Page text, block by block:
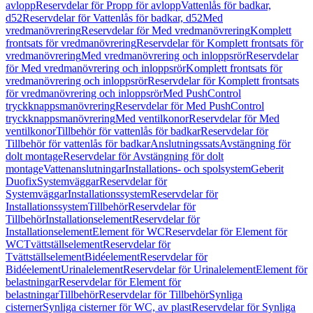
avloppReservdelar för Propp för avloppVattenlås för badkar,
d52Reservdelar för Vattenlås för badkar, d52Med
vredmanövreringReservdelar för Med vredmanövreringKomplett
frontsats för vredmanövreringReservdelar för Komplett frontsats för
vredmanövreringMed vredmanövrering och inloppsrörReservdelar
för Med vredmanövrering och inloppsrörKomplett frontsats för
vredmanövrering och inloppsrörReservdelar för Komplett frontsats
för vredmanövrering och inloppsrörMed PushControl
tryckknappsmanövreringReservdelar för Med PushControl
tryckknappsmanövreringMed ventilkonorReservdelar för Med
ventilkonorTillbehör för vattenlås för badkarReservdelar för
Tillbehör för vattenlås för badkarAnslutningssatsAvstängning för
dolt montageReservdelar för Avstängning för dolt
montageVattenanslutningarInstallations- och spolsystemGeberit
DuofixSystemväggarReservdelar för
SystemväggarInstallationssystemReservdelar för
InstallationssystemTillbehörReservdelar för
TillbehörInstallationselementReservdelar för
InstallationselementElement för WCReservdelar för Element för
WCTvättställselementReservdelar för
TvättställselementBidéelementReservdelar för
BidéelementUrinalelementReservdelar för UrinalelementElement för
belastningarReservdelar för Element för
belastningarTillbehörReservdelar för TillbehörSynliga
cisternerSynliga cisterner för WC, av plastReservdelar för Synliga